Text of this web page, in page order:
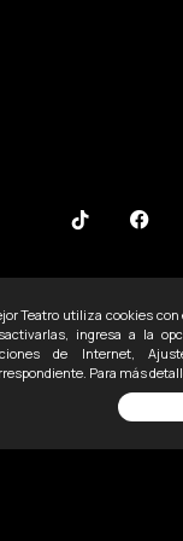
Teatro utiliza cookies
ingresa a la
de Internet,
Para más